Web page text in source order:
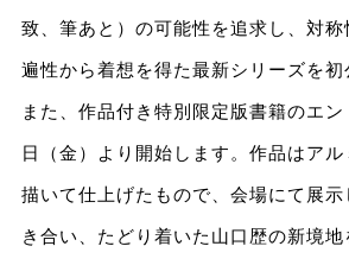
致、筆あと）の可能性を追求し、対
遍性から着想を得た最新シリーズを初
また、作品付き特別限定版書籍のエ
日（金）より開始します。作品はア
描いて仕上げたもので、会場にて展示
き合い、たどり着いた山口歴の新境